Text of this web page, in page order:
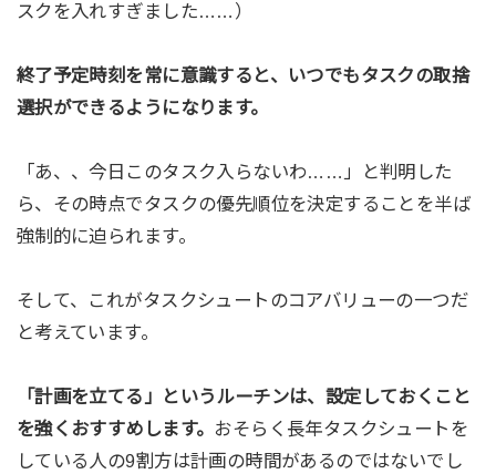
スクを入れすぎました……）
終了予定時刻を常に意識すると、いつでもタスクの取捨
選択ができるようになります。
「あ、、今日このタスク入らないわ……」と判明した
ら、その時点でタスクの優先順位を決定することを半ば
強制的に迫られます。
そして、これがタスクシュートのコアバリューの一つだ
と考えています。
「計画を立てる」というルーチンは、設定しておくこと
を強くおすすめします。 おそらく長年タスクシュートを
している人の9割方は計画の時間があるのではないでし